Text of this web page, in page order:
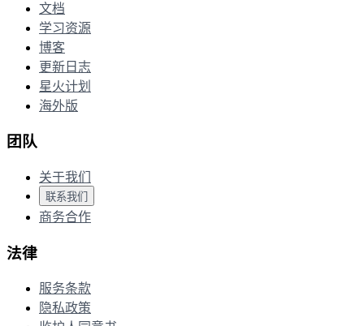
文档
学习资源
博客
更新日志
星火计划
海外版
团队
关于我们
联系我们
商务合作
法律
服务条款
隐私政策